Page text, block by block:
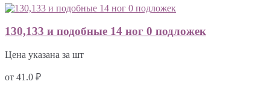
130,133 и подобные 14 ног 0 подложек
Цена указана за шт
от 41.0 ₽